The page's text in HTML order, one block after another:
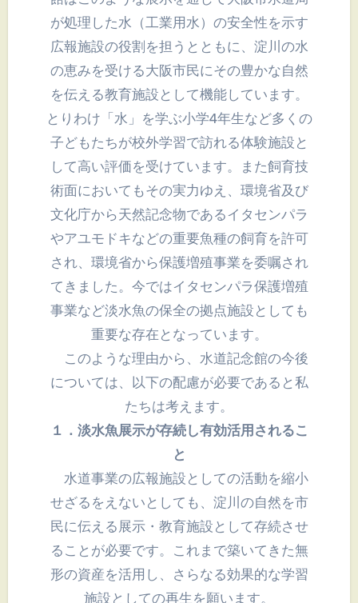
が処理した水（工業用水）の安全性を示す
広報施設の役割を担うとともに、淀川の水
の恵みを受ける大阪市民にその豊かな自然
を伝える教育施設として機能しています。
とりわけ「水」を学ぶ小学4年生など多くの
子どもたちが校外学習で訪れる体験施設と
して高い評価を受けています。また飼育技
術面においてもその実力ゆえ、環境省及び
文化庁から天然記念物であるイタセンパラ
やアユモドキなどの重要魚種の飼育を許可
され、環境省から保護増殖事業を委嘱され
てきました。今ではイタセンパラ保護増殖
事業など淡水魚の保全の拠点施設としても
重要な存在となっています。
このような理由から、水道記念館の今後
については、以下の配慮が必要であると私
たちは考えます。
１．淡水魚展示が存続し有効活用されるこ
と
水道事業の広報施設としての活動を縮小
せざるをえないとしても、淀川の自然を市
民に伝える展示・教育施設として存続させ
ることが必要です。これまで築いてきた無
形の資産を活用し、さらなる効果的な学習
施設としての再生を願います。